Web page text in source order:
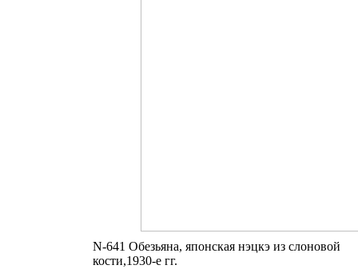
N-641 Обезьяна, японская нэцкэ из слоновой
кости,1930-е гг.